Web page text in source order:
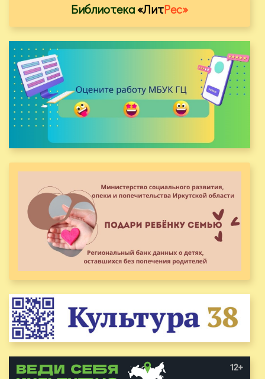
Библиотека«ЛитРес»